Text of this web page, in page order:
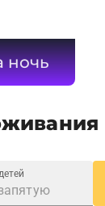
ночь